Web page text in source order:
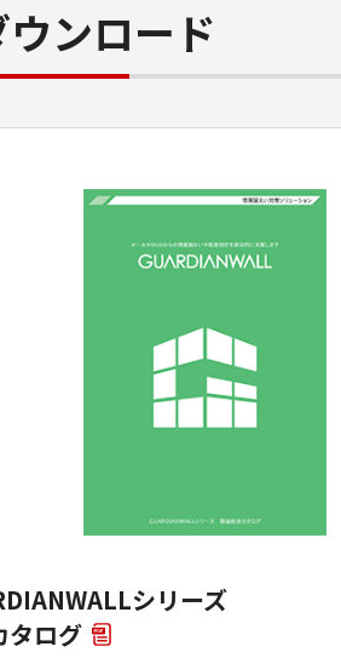
ンロード
シリーズ
タログ